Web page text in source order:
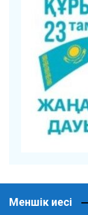
Меншік иесі